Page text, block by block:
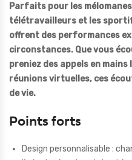
Parfaits pour les
télétravailleurs et les
offrent des performances
circonstances. Que vous
preniez des appels en
réunions virtuelles, ces
de vie.
Points forts
Design personnalisable :